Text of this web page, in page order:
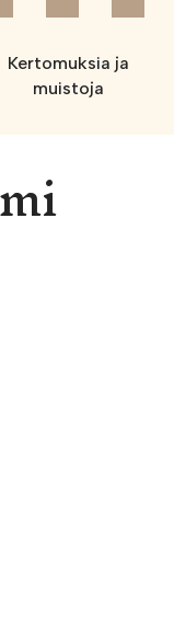
Kertomuksia ja
muistoja